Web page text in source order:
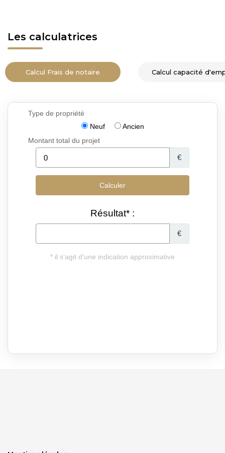
Les calculatrices
Calcul Frais de notaire Calcul capacité